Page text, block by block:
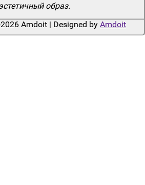
образ.
Amdoit | Designed by Amdoit